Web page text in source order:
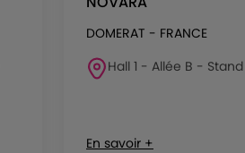
DOMERAT - FRANCE
Hall 1 - Allée B - Stand
En savoir +